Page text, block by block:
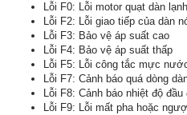
Lỗi F0: Lỗi motor quạt dàn lạnh
Lỗi F2: Lỗi giao tiếp của dàn
Lỗi F3: Bảo vệ áp suất cao
Lỗi F4: Bảo vệ áp suất thấp
Lỗi F5: Lỗi công tắc mực
Lỗi F7: Cảnh báo quá dòng
Lỗi F8: Cảnh báo nhiệt độ
Lỗi F9: Lỗi mất pha hoặc